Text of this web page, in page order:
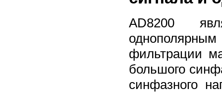
AD8200
фильтрации
большого
синфазного